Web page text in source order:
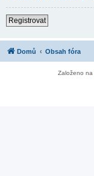
Registrovat
Domů Obsah fóra
Založeno na